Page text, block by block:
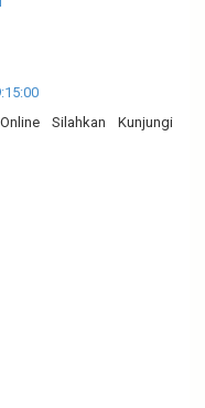
Silahkan Kunjungi